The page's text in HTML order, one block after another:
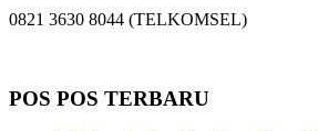
0821 3630 8044 (TELKOMSEL)
POS POS TERBARU